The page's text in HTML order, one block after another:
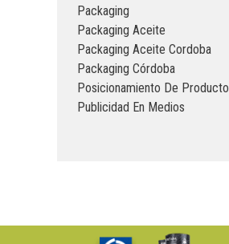
Packaging
Packaging Aceite
Packaging Aceite Cordoba
Packaging Córdoba
Posicionamiento De Producto
Publicidad En Medios